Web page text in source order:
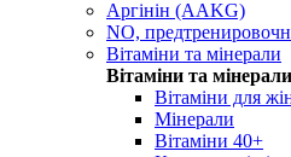
Аргінін (AAKG)
NO,
Вітаміни та мінерали
Вітаміни та мінерали
Вітаміни для
Мінерали
Вітаміни 40+